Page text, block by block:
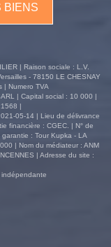
BIENS
| Raison sociale : L.V.
- 78150 LE CHESNAY
| Numero TVA
| Capital social : 10 000 |
|
05-14 | Lieu de délivrance
financière : CGEC. | N° de
: Tour Kupka - LA
| Nom du médiateur : ANM
| Adresse du site :
indépendante